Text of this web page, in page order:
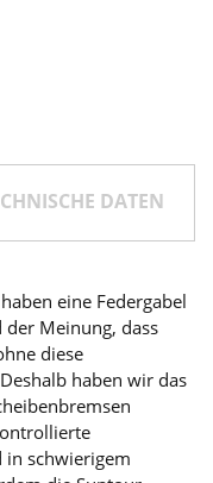
DATEN
eine Federgabel
Meinung, dass
diese
haben wir das
in schwierigem